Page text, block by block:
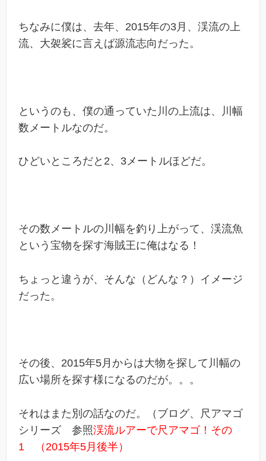
ちなみに僕は、去年、2015年の3月、渓流の上
流、大袈裟に言えば源流志向だった。
というのも、僕の通っていた川の上流は、川幅
数メートルなのだ。
ひどいところだと2、3メートルほどだ。
その数メートルの川幅を釣り上がって、渓流魚
という宝物を探す海賊王に俺はなる！
ちょっと違うが、そんな（どんな？）イメージ
だった。
その後、2015年5月からは大物を探して川幅の
広い場所を探す様になるのだが。。。
それはまた別の話なのだ。（ブログ、尺アマゴ
シリーズ 参照渓流ルアーで尺アマゴ！その
1 （2015年5月後半）